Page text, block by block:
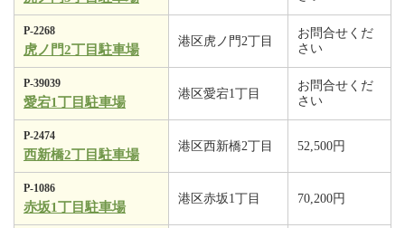
P-2268
虎ノ門2丁目駐車場
港区虎ノ門2丁目
お問合せくだ
さい
P-39039
愛宕1丁目駐車場
港区愛宕1丁目
お問合せくだ
さい
P-2474
西新橋2丁目駐車場
港区西新橋2丁目 52,500円
P-1086
赤坂1丁目駐車場
港区赤坂1丁目 70,200円